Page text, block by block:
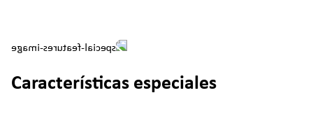
Características especiales